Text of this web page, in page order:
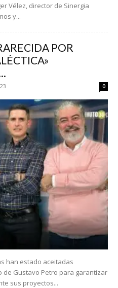
Vélez, director de Sinergia
y...
POR
0
han estado aceitadas
de Gustavo Petro para garantizar
sus proyectos...